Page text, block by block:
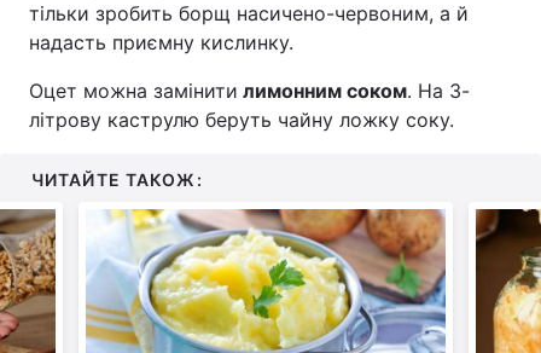
тільки зробить борщ насичено-червоним, а й
надасть приємну кислинку.
Оцет можна замінити лимонним соком. На 3-
літрову каструлю беруть чайну ложку соку.
ЧИТАЙТЕ ТАКОЖ: